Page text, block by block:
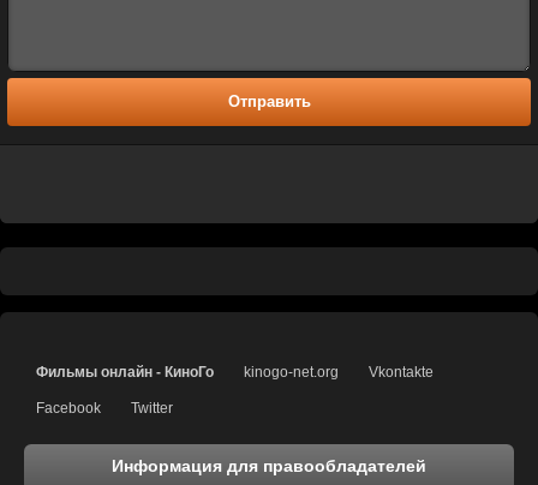
Отправить
Фильмы онлайн - КиноГо kinogo-net.org Vkontakte
Facebook Twitter
Информация для правообладателей